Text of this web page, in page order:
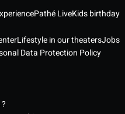
Pathé LiveKids birthday
Lifestyle in our theatersJobs
Data Protection Policy